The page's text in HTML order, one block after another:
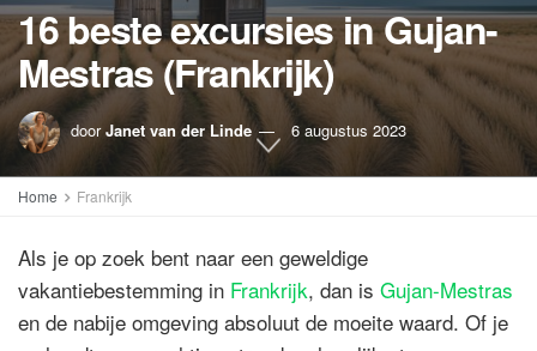
16 beste excursies in Gujan-
Mestras (Frankrijk)
door Janet van der Linde 6 augustus 2023
Home Frankrijk
Als je op zoek bent naar een geweldige
vakantiebestemming in Frankrijk, dan is Gujan-Mestras
en de nabije omgeving absoluut de moeite waard. Of je